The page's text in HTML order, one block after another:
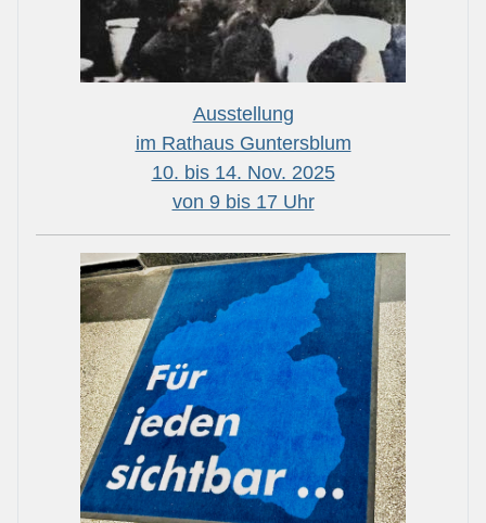
Ausstellung
im Rathaus Guntersblum
10. bis 14. Nov. 2025
von 9 bis 17 Uhr